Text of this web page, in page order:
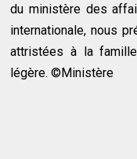
du ministère des
internationale, nous
attristées à la
légère. ©Ministère